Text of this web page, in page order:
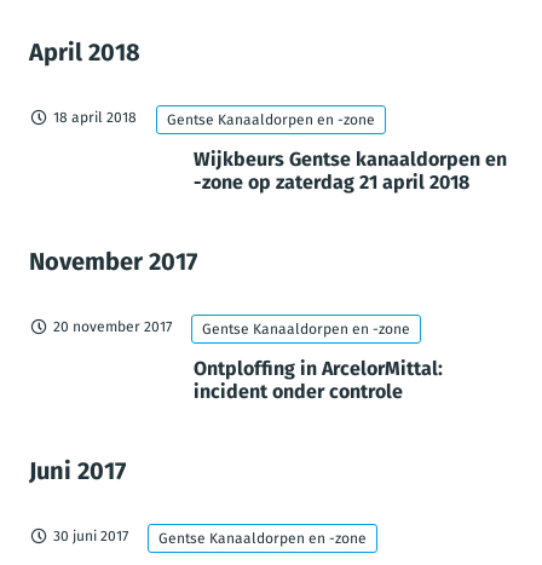
April 2018
18 april 2018 Gentse Kanaaldorpen en -zone
Wijkbeurs Gentse kanaaldorpen en
-zone op zaterdag 21 april 2018
November 2017
20 november 2017 Gentse Kanaaldorpen en -zone
Ontploffing in ArcelorMittal:
incident onder controle
Juni 2017
30 juni 2017 Gentse Kanaaldorpen en -zone